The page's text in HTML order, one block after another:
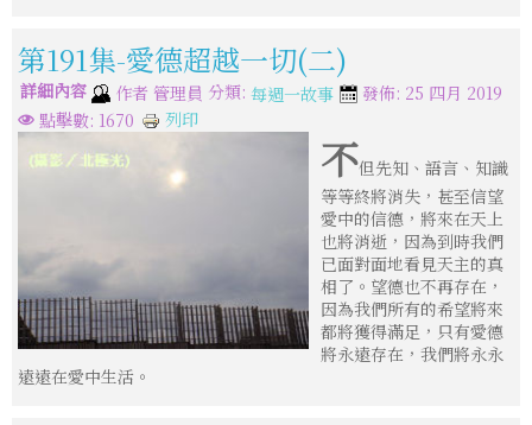
第191集-愛德超越一切(二)
詳細內容 作者 管理員 分類: 每週一故事
發佈: 25 四月 2019
點擊數: 1670
列印
不但先知、語言、知識
等等終將消失，甚至信望
愛中的信德，將來在天上
也將消逝，因為到時我們
已面對面地看見天主的真
相了。望德也不再存在，
因為我們所有的希望將來
都將獲得滿足，只有愛德
將永遠存在，我們將永永
遠遠在愛中生活。